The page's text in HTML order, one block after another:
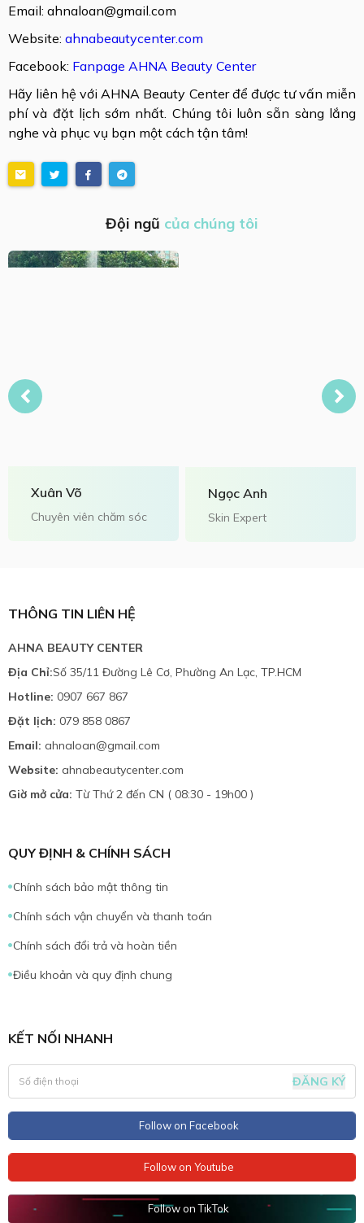
Email: ahnaloan@gmail.com
Website: ahnabeautycenter.com
Facebook: Fanpage AHNA Beauty Center
Hãy liên hệ với AHNA Beauty Center để được tư vấn miễn
phí và đặt lịch sớm nhất. Chúng tôi luôn sẵn sàng lắng
nghe và phục vụ bạn một cách tận tâm!
Đội ngũ của chúng tôi
Xuân Võ
Chuyên viên chăm sóc
Ngọc Anh
Skin Expert
THÔNG TIN LIÊN HỆ
AHNA BEAUTY CENTER
Địa Chỉ:Số 35/11 Đường Lê Cơ, Phường An Lạc, TP.HCM
Hotline: 0907 667 867
Đặt lịch: 079 858 0867
Email: ahnaloan@gmail.com
Website: ahnabeautycenter.com
Giờ mở cửa: Từ Thứ 2 đến CN ( 08:30 - 19h00 )
QUY ĐỊNH & CHÍNH SÁCH
Chính sách bảo mật thông tin
Chính sách vận chuyển và thanh toán
Chính sách đổi trả và hoàn tiền
Điều khoản và quy định chung
KẾT NỐI NHANH
ĐĂNG KÝ
Follow on Facebook
Follow on Youtube
Follow on TikTok